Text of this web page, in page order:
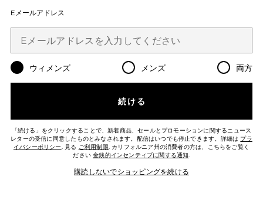
Favorite DONYA タンクトップ
Eメールアドレス
ウィメンズ メンズ 両方
続ける
「続ける」をクリックすることで、新着商品、セールとプロモーションに関するニュース
レターの受信に同意したものとみなされます。配信はいつでも停止できます。詳細は プラ
イバシーポリシー. 見る ご利用制限. カリフォルニア州の消費者の方は、こちらをご覧く
ださい金銭的インセンティブに関する通知.
購読しないでショッピングを続ける